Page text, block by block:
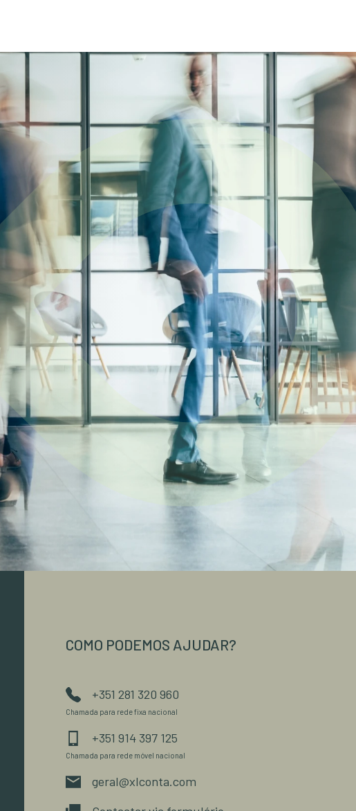
COMO PODEMOS AJUDAR?
+351 281 320 960
Chamada para rede fixa nacional
+351 914 397 125
Chamada para rede móvel nacional
geral@xlconta.com